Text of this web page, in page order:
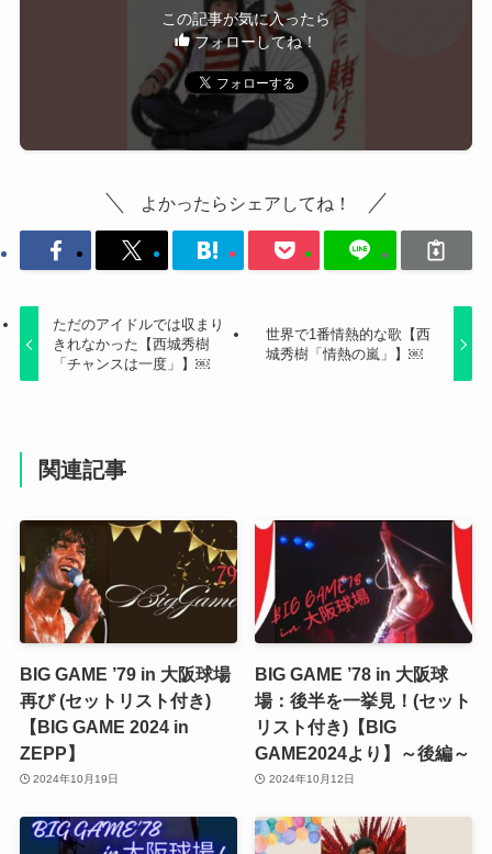
この記事が気に入ったら
フォローしてね！
よかったらシェアしてね！
ただのアイドルでは収まり
きれなかった【西城秀樹
「チャンスは一度」】￼
世界で1番情熱的な歌【西
城秀樹「情熱の嵐」】￼
関連記事
BIG GAME ’79 in 大阪球場
再び (セットリスト付き)
【BIG GAME 2024 in
ZEPP】
2024年10月19日
BIG GAME ’78 in 大阪球
場：後半を一挙見！(セット
リスト付き)【BIG
GAME2024より】～後編～
2024年10月12日